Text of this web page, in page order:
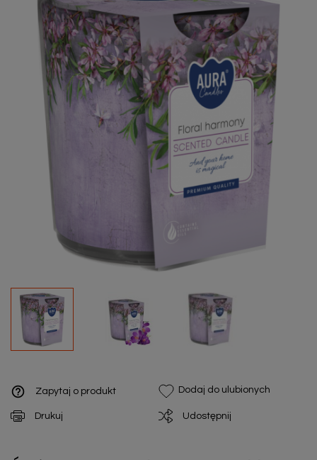
help_outline Zapytaj o produkt Dodaj do ulubionych
Drukuj Udostępnij